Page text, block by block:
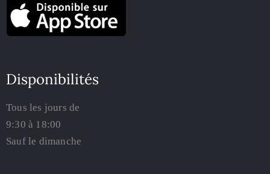
Disponibilités
Tous les jours de
9:30 à 18:00
Sauf le dimanche